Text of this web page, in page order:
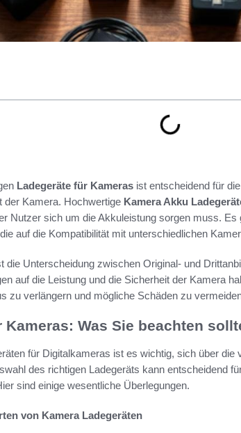
Ladegeräte für Kameras ist entscheidend für die
der Kamera. Hochwertige Kamera Akku
Nutzer sich um die Akkuleistung sorgen muss.
auf die Kompatibilität mit unterschiedlichen
die Unterscheidung zwischen Original- und
auf die Leistung und die Sicherheit der Kamera
zu verlängern und mögliche Schäden zu
Kameras: Was Sie beachten
für Digitalkameras ist es wichtig, sich über die
des richtigen Ladegeräts kann entscheidend
sind einige wesentliche Überlegungen.
von Kamera Ladegeräten